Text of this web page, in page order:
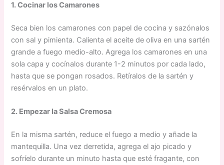
1. Cocinar los Camarones
Seca bien los camarones con papel de cocina y sazónalos
con sal y pimienta. Calienta el aceite de oliva en una sartén
grande a fuego medio-alto. Agrega los camarones en una
sola capa y cocínalos durante 1-2 minutos por cada lado,
hasta que se pongan rosados. Retíralos de la sartén y
resérvalos en un plato.
2. Empezar la Salsa Cremosa
En la misma sartén, reduce el fuego a medio y añade la
mantequilla. Una vez derretida, agrega el ajo picado y
sofríelo durante un minuto hasta que esté fragante, con